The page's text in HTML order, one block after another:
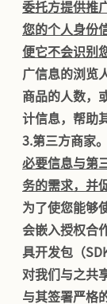
委托方提供推
您的个人身份
便它不会识别
广信息的浏览
商品的人数，
计信息，帮助
3.第三方商家。
必要信息与第
务的需求，并
为了使您能够
会嵌入授权合
具开发包（
对我们与之共
与其签署严格